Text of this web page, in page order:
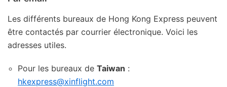
Les différents bureaux de Hong Kong Express peuvent
être contactés par courrier électronique. Voici les
adresses utiles.
Pour les bureaux de Taiwan :
hkexpress@xinflight.com